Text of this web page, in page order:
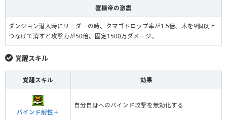
蟹機帝の激震
ダンジョン潜入時にリーダーの時、タマゴドロップ率が1.5倍。木を9個以上
つなげて消すと攻撃力が50倍、固定1500万ダメージ。
覚醒スキル
覚醒スキル 効果
バインド耐性＋
自分自身へのバインド攻撃を無効化する